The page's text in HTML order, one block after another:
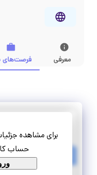
معرفی فرصت‌های
برای مشاهده
حساب
کارآموز برنامه
تمام وقت
کارآموزی منجر